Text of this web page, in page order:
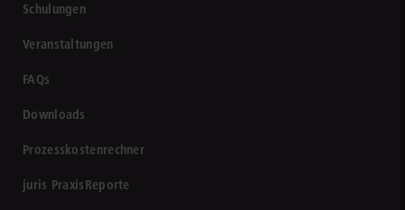
Schulungen
Veranstaltungen
FAQs
Downloads
Prozesskostenrechner
juris PraxisReporte